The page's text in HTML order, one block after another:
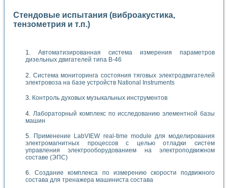
Стендовые испытания (виброакустика,
тензометрия и т.п.)
Автоматизированная система измерения параметров
дизельных двигателей типа В-46
Система мониторинга состояния тяговых электродвигателей
электровоза на базе устройств National Instruments
Контроль духовых музыкальных инструментов
Лабораторный комплекс по исследованию элементной базы
машин
Применение LabVIEW real-time module для моделирования
электромагнитных процессов с целью отладки систем
управления электрооборудованием на электроподвижном
составе (ЭПС)
Создание комплекса по измерению скорости подвижного
состава для тренажера машиниста состава